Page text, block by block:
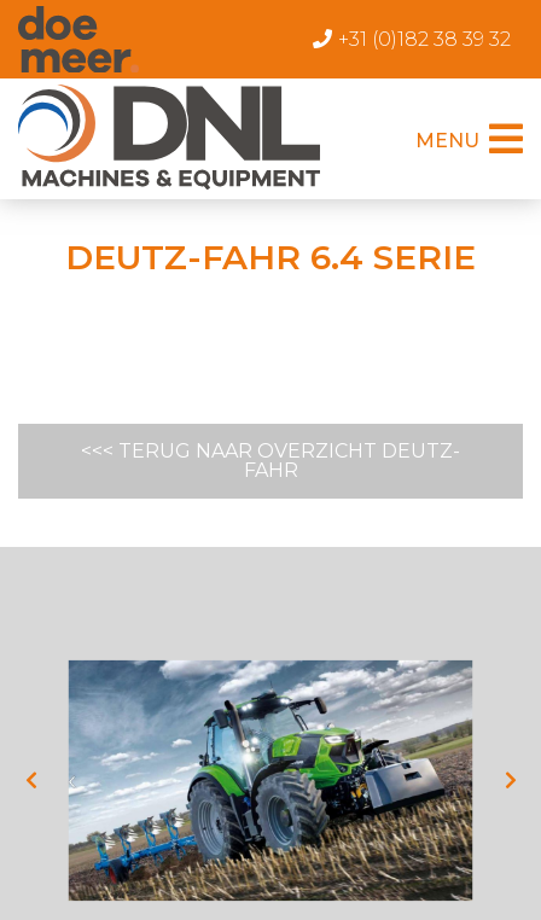
+31 (0)182 38 39 32
MENU
DEUTZ-FAHR 6.4 SERIE
<<< TERUG NAAR OVERZICHT DEUTZ-
FAHR